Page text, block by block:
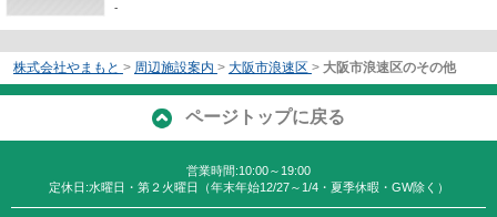
-
株式会社やまもと > 周辺施設案内 > 大阪市浪速区 > 大阪市浪速区のその他
ページトップに戻る
営業時間:10:00～19:00
定休日:水曜日・第２火曜日（年末年始12/27～1/4・夏季休暇・GW除く）